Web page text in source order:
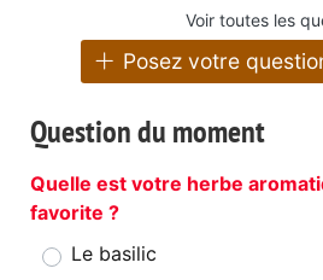
Voir toutes les
Posez votre
Question du moment
Quelle est votre herbe
favorite ?
Le basilic